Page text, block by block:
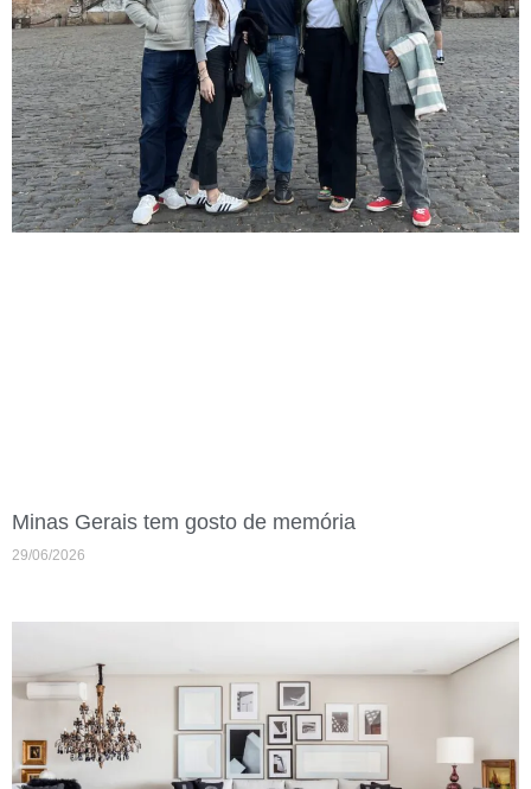
Minas Gerais tem gosto de memória
29/06/2026